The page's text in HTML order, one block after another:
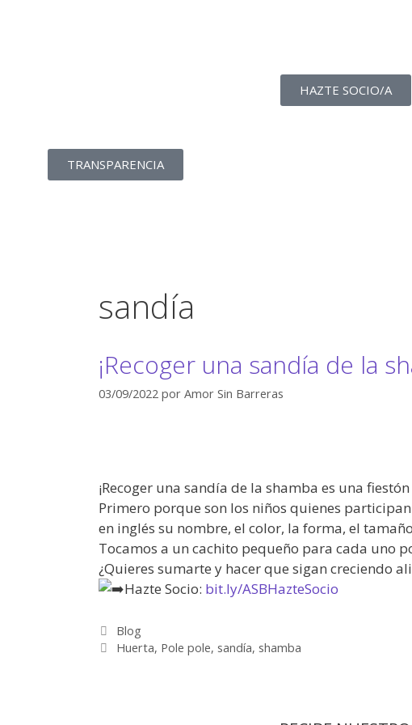
TRANSPARENCIA
HAZTE SOCIO/A
sandía
¡Recoger una sandía de la
03/09/2022 por Amor Sin Barreras
¡Recoger una sandía de la shamba es una fiestón
Primero porque son los niños quienes
en inglés su nombre, el color, la forma, el
Tocamos a un cachito pequeño para cada uno
¿Quieres sumarte y hacer que sigan creciendo
Hazte Socio: bit.ly/ASBHazteSocio
Blog
Huerta, Pole pole, sandía, shamba